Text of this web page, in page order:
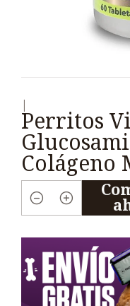
Perritos
Colágeno
Cantidad